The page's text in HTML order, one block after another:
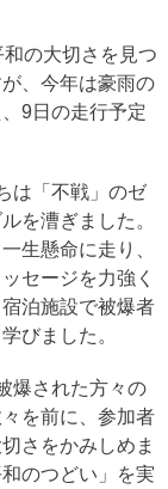
の大切さを見つ
、今年は豪雨の
9日の走行予定
は「不戦」のゼ
を漕ぎました。
生懸命に走り、
セージを力強く
泊施設で被爆者
びました。
爆された方々の
を前に、参加者
さをかみしめま
のつどい」を実